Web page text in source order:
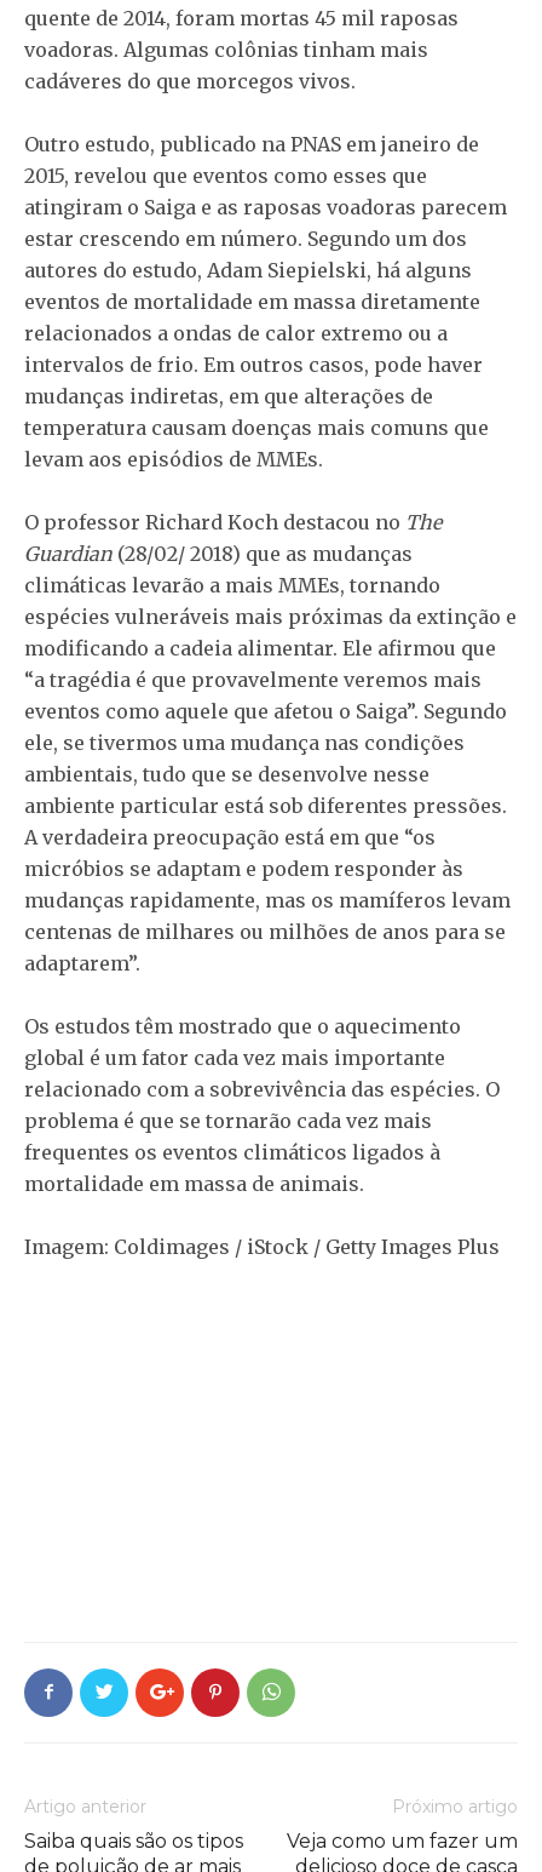
quente de 2014, foram mortas 45 mil raposas
voadoras. Algumas colônias tinham mais
cadáveres do que morcegos vivos.
Outro estudo, publicado na PNAS em janeiro de
2015, revelou que eventos como esses que
atingiram o Saiga e as raposas voadoras parecem
estar crescendo em número. Segundo um dos
autores do estudo, Adam Siepielski, há alguns
eventos de mortalidade em massa diretamente
relacionados a ondas de calor extremo ou a
intervalos de frio. Em outros casos, pode haver
mudanças indiretas, em que alterações de
temperatura causam doenças mais comuns que
levam aos episódios de MMEs.
O professor Richard Koch destacou no The
Guardian (28/02/ 2018) que as mudanças
climáticas levarão a mais MMEs, tornando
espécies vulneráveis mais próximas da extinção e
modificando a cadeia alimentar. Ele afirmou que
“a tragédia é que provavelmente veremos mais
eventos como aquele que afetou o Saiga”. Segundo
ele, se tivermos uma mudança nas condições
ambientais, tudo que se desenvolve nesse
ambiente particular está sob diferentes pressões.
A verdadeira preocupação está em que “os
micróbios se adaptam e podem responder às
mudanças rapidamente, mas os mamíferos levam
centenas de milhares ou milhões de anos para se
adaptarem”.
Os estudos têm mostrado que o aquecimento
global é um fator cada vez mais importante
relacionado com a sobrevivência das espécies. O
problema é que se tornarão cada vez mais
frequentes os eventos climáticos ligados à
mortalidade em massa de animais.
Imagem: Coldimages / iStock / Getty Images Plus
Artigo anterior
Saiba quais são os tipos
de poluição de ar mais
Próximo artigo
Veja como um fazer um
delicioso doce de casca